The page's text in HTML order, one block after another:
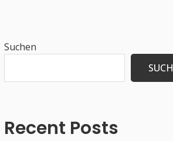
Seitenspalte
Suchen
Recent Posts